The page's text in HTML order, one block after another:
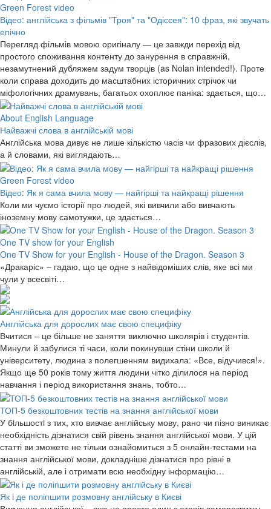
Green Forest video
Відео: англійська з фільмів "Троя" та "Одіссея": 10 фраз, які звучать
епічно
Перегляд фільмів мовою оригіналу — це завжди перехід від
простого споживання контенту до занурення в справжній,
незамутнений дубляжем задум творців (as Nolan intended!). Проте
коли справа доходить до масштабних історичних стрічок чи
міфологічних драмувань, багатьох охоплює паніка: здається, що…
About English Language
Найважчі слова в англійській мові
Англійська мова дивує не лише кількістю часів чи фразових дієслів,
а й словами, які виглядають…
Green Forest video
Відео: Як я сама вчила мову — найгірші та найкращі рішення
Коли ми чуємо історії про людей, які вивчили або вивчають
іноземну мову самотужки, це здається…
One TV show for your English
One TV Show for your English - House of the Dragon. Season 3
«Дракаріс» – гадаю, що це одне з найвідоміших слів, яке всі ми
чули у всесвіті…
Англійська для дорослих має свою специфіку
Вчитися – це більше не заняття виключно школярів і студентів.
Минули й забулися ті часи, коли покинувши стіни школи й
університету, людина з полегшенням видихала: «Все, відучився!».
Якщо ще 50 років тому життя людини чітко ділилося на період
навчання і період використання знань, тобто…
ТОП-5 безкоштовних тестів на знання англійської мови
У бiльшостi з тих, хто вивчає англійську мову, рано чи пізно виникає
необхідність дізнатися свій рівень знання англійської мови. У цій
статті ви зможете не тільки ознайомиться з 5 онлайн-тестами на
знання англійської мови, докладніше дізнатися про рівні в
англійській, але і отримати всю необхідну інформацію…
Як і де поліпшити розмовну англійську в Києві